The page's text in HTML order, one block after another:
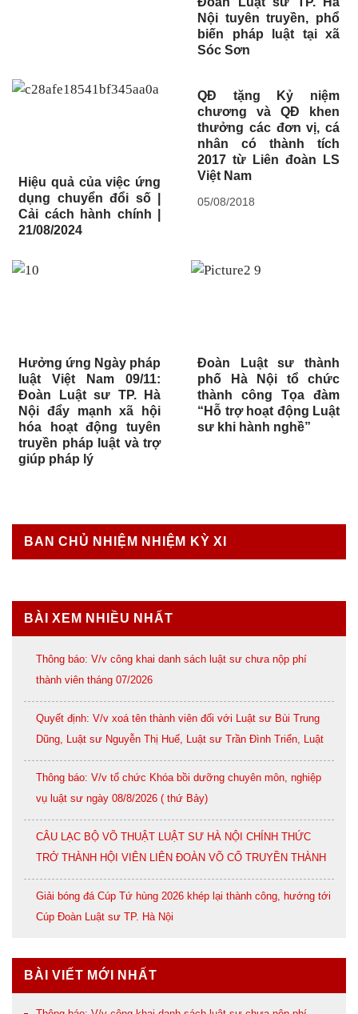
Nội tuyên truyền, phổ
biến pháp luật tại xã
Sóc Sơn
Hiệu quả của việc ứng
dụng chuyển đổi số |
Cải cách hành chính |
21/08/2024
QĐ tặng Kỷ niệm
chương và QĐ khen
thưởng các đơn vị, cá
nhân có thành tích
2017 từ Liên đoàn LS
Việt Nam
05/08/2018
Hưởng ứng Ngày pháp
luật Việt Nam 09/11:
Đoàn Luật sư TP. Hà
Nội đẩy mạnh xã hội
hóa hoạt động tuyên
truyền pháp luật và trợ
giúp pháp lý
Đoàn Luật sư thành
phố Hà Nội tổ chức
thành công Tọa đàm
“Hỗ trợ hoạt động Luật
sư khi hành nghề”
BAN CHỦ NHIỆM NHIỆM KỲ XI
BÀI XEM NHIỀU NHẤT
Thông báo: V/v công khai danh sách luật sư chưa nộp phí
thành viên tháng 07/2026
Quyết định: V/v xoá tên thành viên đối với Luật sư Bùi Trung
Dũng, Luật sư Nguyễn Thị Huế, Luật sư Trần Đình Triển, Luật
sư Lê Thị Oanh
Thông báo: V/v tổ chức Khóa bồi dưỡng chuyên môn, nghiệp
vụ luật sư ngày 08/8/2026 ( thứ Bảy)
CÂU LẠC BỘ VÕ THUẬT LUẬT SƯ HÀ NỘI CHÍNH THỨC
TRỞ THÀNH HỘI VIÊN LIÊN ĐOÀN VÕ CỔ TRUYỀN THÀNH
PHỐ HÀ NỘI
Giải bóng đá Cúp Tứ hùng 2026 khép lại thành công, hướng tới
Cúp Đoàn Luật sư TP. Hà Nội
BÀI VIẾT MỚI NHẤT